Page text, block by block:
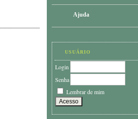
Ajuda
USUÁRIO
Login
Senha
Lembrar de mim